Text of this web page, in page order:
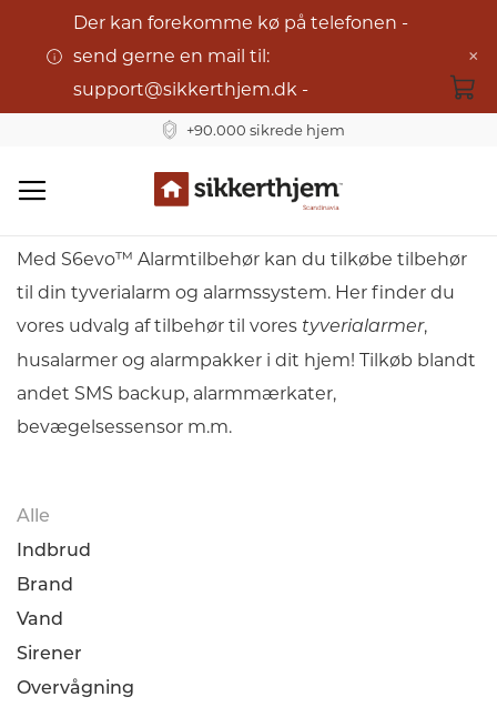
Der kan forekomme kø på telefonen -
send gerne en mail til:
support@sikkerthjem.dk -
×
+90.000 sikrede hjem
Content
S6evo™ Tilbehør
Med S6evo™ Alarmtilbehør kan du tilkøbe tilbehør
til din tyverialarm og alarmssystem. Her finder du
vores udvalg af tilbehør til vores tyverialarmer,
husalarmer og alarmpakker i dit hjem! Tilkøb blandt
andet SMS backup, alarmmærkater,
bevægelsessensor m.m.
Alle
Indbrud
Brand
Vand
Sirener
Overvågning